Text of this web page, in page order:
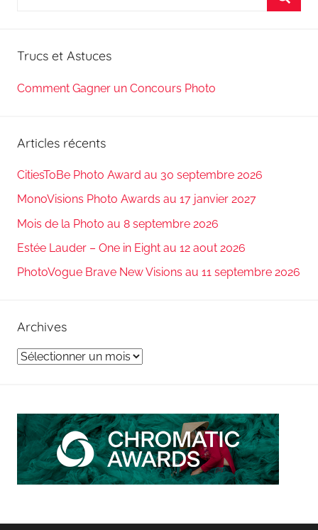
Trucs et Astuces
Comment Gagner un Concours Photo
Articles récents
CitiesToBe Photo Award au 30 septembre 2026
MonoVisions Photo Awards au 17 janvier 2027
Mois de la Photo au 8 septembre 2026
Estée Lauder – One in Eight au 12 aout 2026
PhotoVogue Brave New Visions au 11 septembre 2026
Archives
Archives